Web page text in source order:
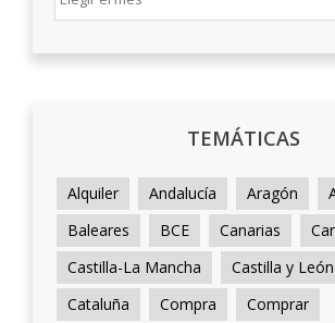
TEMÁTICAS
Alquiler Andalucía Aragón
Baleares
BCE Canarias
Castilla-La Mancha
Castilla y León
Cataluña
Compra
Comprar